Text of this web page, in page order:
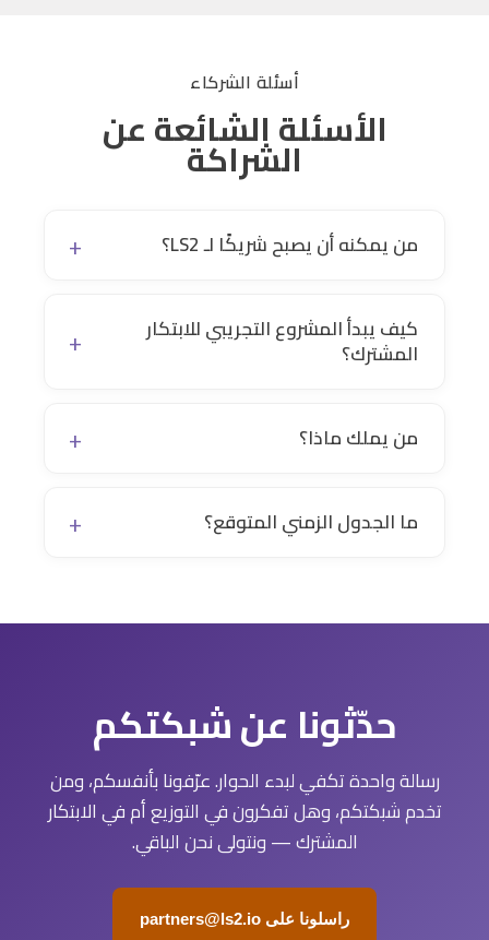
أسئلة الشركاء
الأسئلة الشائعة عن
الشراكة
من يمكنه أن يصبح شريكًا لـ LS2؟
كيف يبدأ المشروع التجريبي للابتكار
المشترك؟
من يملك ماذا؟
ما الجدول الزمني المتوقع؟
حدّثونا عن شبكتكم
رسالة واحدة تكفي لبدء الحوار. عرّفونا بأنفسكم، ومن
تخدم شبكتكم، وهل تفكرون في التوزيع أم في الابتكار
المشترك — ونتولى نحن الباقي.
راسلونا على partners@ls2.io